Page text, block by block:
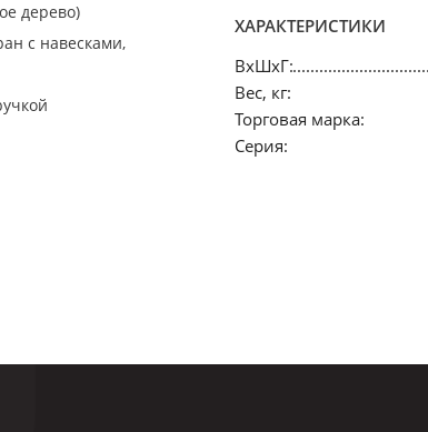
дерево)
с навесками,
ХАРАКТЕРИСТИКИ
ВхШхГ:
Вес, кг:
Торговая марка:
Серия: